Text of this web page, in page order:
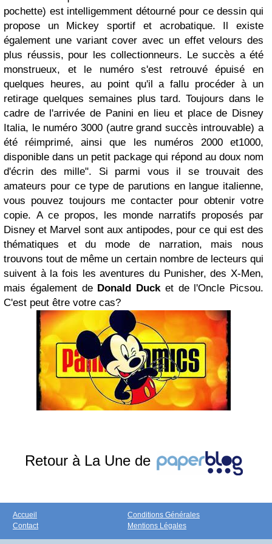
pochette) est intelligemment détourné pour ce dessin qui
propose un Mickey sportif et acrobatique. Il existe
également une variant cover avec un effet velours des
plus réussis, pour les collectionneurs. Le succès a été
monstrueux, et le numéro s'est retrouvé épuisé en
quelques heures, au point qu'il a fallu procéder à un
retirage quelques semaines plus tard. Toujours dans le
cadre de l'arrivée de Panini en lieu et place de Disney
Italia, le numéro 3000 (autre grand succès introuvable) a
été réimprimé, ainsi que les numéros 2000 et1000,
disponible dans un petit package qui répond au doux nom
d'écrin des mille". Si parmi vous il se trouvait des
amateurs pour ce type de parutions en langue italienne,
vous pouvez toujours me contacter pour obtenir votre
copie. A ce propos, les monde narratifs proposés par
Disney et Marvel sont aux antipodes, pour ce qui est des
thématiques et du mode de narration, mais nous
trouvons tout de même un certain nombre de lecteurs qui
suivent à la fois les aventures du Punisher, des X-Men,
mais également de Donald Ducket de l'Oncle Picsou.
C'est peut être votre cas?
Retour à La Une de
Accueil
Contact
Conditions Générales
Mentions Légales